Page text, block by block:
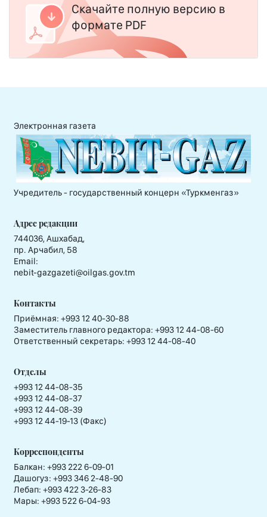
Скачайте полную версию в
формате PDF
Электронная газета
Учредитель - государственный концерн «Туркменгаз»
Адрес редакции
744036, Ашхабад,
пр. Арчабил, 58
Email:
nebit-gazgazeti@oilgas.gov.tm
Контакты
Приёмная: +993 12 40-30-88
Заместитель главного редактора: +993 12 44-08-60
Ответственный секретарь: +993 12 44-08-40
Отделы
+993 12 44-08-35
+993 12 44-08-37
+993 12 44-08-39
+993 12 44-19-13 (Факс)
Корреспонденты
Балкан: +993 222 6-09-01
Дашогуз: +993 346 2-48-90
Лебап: +993 422 3-26-83
Мары: +993 522 6-04-93